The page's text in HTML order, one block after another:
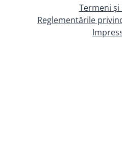
Termeni
Reglementările